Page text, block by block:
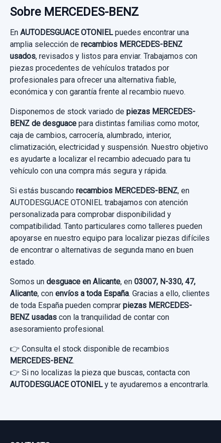
LLANTA A2204010202 X1 17 PULGADAS
LLANTA A2204010202 X1 17 PULGADAS usado.
MERCEDES-BENZ CLASE S (W220, V220) S 320
CDI...
Garantía 1 año
Ref:1108674 OEM:A2204010202
59,50 €
Sin IVA, gastos de envío no incluidos.
Consultar por whatsapp
95,86 €
Consultar por whatsapp
usado.
MERCEDES-BENZ CLASE S (W220, V220) S 320
CDI...
1108637 OEM:2204600800 / 220460080080
76,02 €
Sin IVA, gastos de envío no incluidos.
Consultar por whatsapp
MANDO ELEVALUNAS DELANTERO IZQUIERDO
22082010107C45 2208201010
MANDO ELEVALUNAS DELANTERO... usado.
MERCEDES-BENZ CLASE S (W220, V220) S 320
Garantía 1 año
Ref:1108678 OEM: 22082010107C45
40,00 €
Sin IVA, gastos de envío no incluidos.
Consultar por whatsapp
AMORTIGUADOR DELANTERO IZQUIERDO AS2193
AMORTIGUADOR DELANTERO IZQUIERDO...
usado.
MERCEDES-BENZ CLASE S (W220, V220) S 320
CDI...
OEM:
179,33 €
Consultar por whatsapp
Sobre MERCEDES-BENZ
En AUTODESGUACE OTONIELpuedes encontrar una
amplia selección de recambios MERCEDES-BENZ
usados, revisados y listos para enviar. Trabajamos con
piezas procedentes de vehículos tratados por
profesionales para ofrecer una alternativa fiable,
económica y con garantía frente al recambio nuevo.
Disponemos de stock variado de piezas MERCEDES-
BENZ de desguace para distintas familias como motor,
caja de cambios, carrocería, alumbrado, interior,
climatización, electricidad y suspensión. Nuestro objetivo
es ayudarte a localizar el recambio adecuado para tu
vehículo con una compra más segura y rápida.
Si estás buscando recambios MERCEDES-BENZ, en
AUTODESGUACE OTONIEL trabajamos con atención
personalizada para comprobar disponibilidad y
compatibilidad. Tanto particulares como talleres pueden
apoyarse en nuestro equipo para localizar piezas difíciles
de encontrar o alternativas de segunda mano en buen
estado.
Somos un desguace en Alicante, en 03007, N-330, 47,
Alicante, con envíos a toda España. Gracias a ello, clientes
de toda España pueden comprar piezas MERCEDES-
BENZ usadas con la tranquilidad de contar con
asesoramiento profesional.
👉 Consulta el stock disponible de recambios
MERCEDES-BENZ.
👉 Si no localizas la pieza que buscas, contacta con
AUTODESGUACE OTONIELy te ayudaremos a encontrarla.